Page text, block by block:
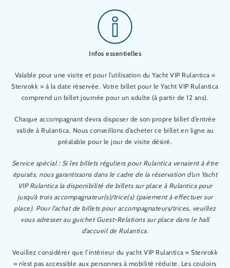
Infos essentielles
Valable pour une visite et pour l’utilisation du Yacht VIP Rulantica «
Stenrokk » à la date réservée. Votre billet pour le Yacht VIP Rulantica
comprend un billet journée pour un adulte (à partir de 12 ans).
Chaque accompagnant devra disposer de son propre billet d’entrée
valide à Rulantica. Nous conseillons d’acheter ce billet en ligne au
préalable pour le jour de visite désiré.
Service spécial : Si les billets réguliers pour Rulantica venaient à être
épuisés, nous garantissons dans le cadre de la réservation d’un Yacht
VIP Rulantica la disponibilité de billets sur place à Rulantica pour
jusqu’à trois accompagnateur(s)/trice(s) (paiement à effectuer sur
place). Pour l’achat de billets pour accompagnateurs/trices, veuillez
vous adresser au guichet Guest-Relations sur place dans le hall
d’accueil de Rulantica.
Veuillez considérer que l’intérieur du yacht VIP Rulantica « Stenrokk
» n’est pas accessible aux personnes à mobilité réduite. Les couloirs